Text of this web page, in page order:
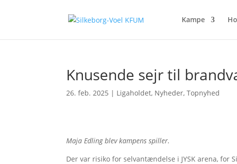
Kampe
Knusende sejr til
26. feb. 2025 | Ligaholdet, Nyheder,Topnyhed
Maja Edling blev kampens spiller.
Der var risiko for selvantændelse i JYSK arena, for